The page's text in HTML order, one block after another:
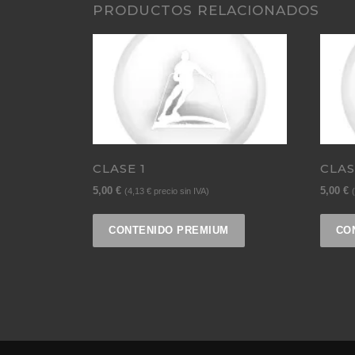
PRODUCTOS RELACIONADOS
CLASE 1
5,00 € (4,13 € precio sin IVA)
CONTENIDO PREMIUM
5,00 € (